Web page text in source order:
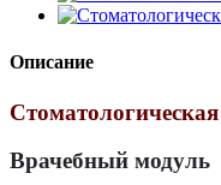
Описание
Врачебный модуль